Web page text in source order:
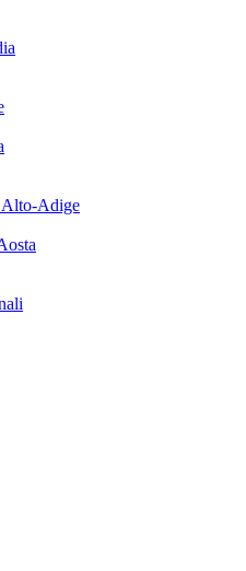
Alto-Adige